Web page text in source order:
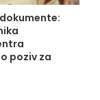
poziv za